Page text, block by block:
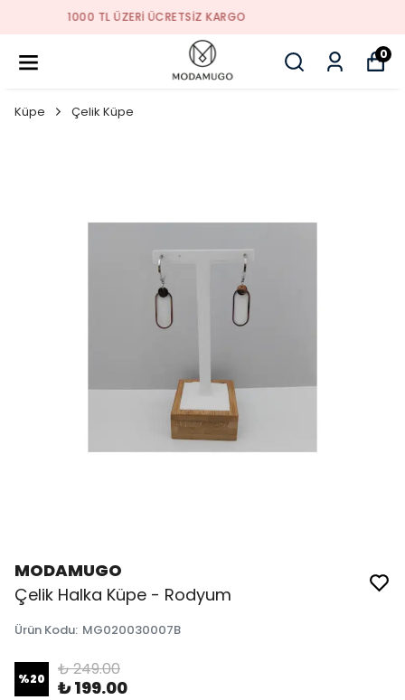
TREND ÜRÜNLER
0
Küpe Çelik Küpe
MODAMUGO
Çelik Halka Küpe - Rodyum
Ürün Kodu: MG020030007B
%20 ₺ 249.00
₺ 199.00